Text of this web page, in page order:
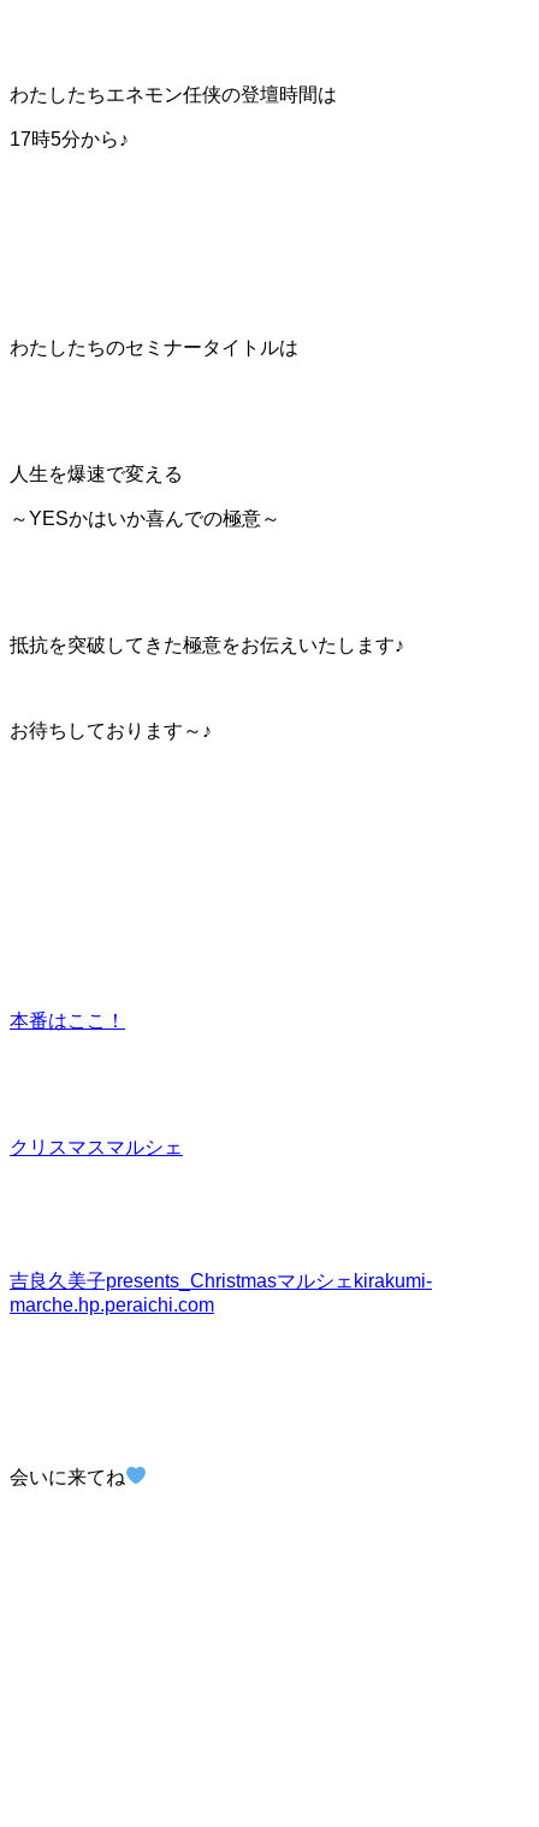
わたしたちエネモン任侠の登壇時間は
17時5分から♪
わたしたちのセミナータイトルは
人生を爆速で変える
～YESかはいか喜んでの極意～
抵抗を突破してきた極意をお伝えいたします♪
お待ちしております～♪
本番はここ！
クリスマスマルシェ
吉良久美子presents_Christmasマルシェ kirakumi-
marche.hp.peraichi.com
会いに来てね